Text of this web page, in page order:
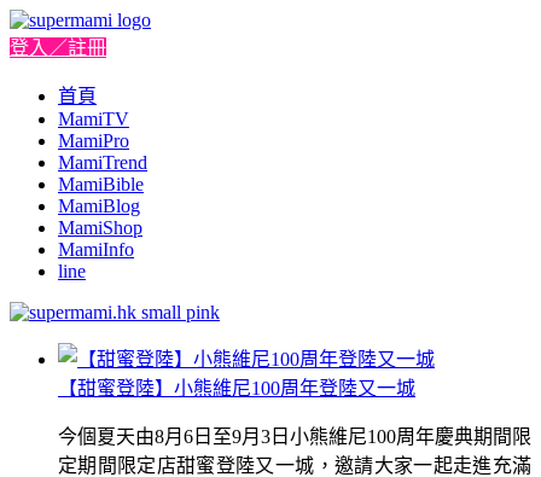
登入／註冊
首頁
MamiTV
MamiPro
MamiTrend
MamiBible
MamiBlog
MamiShop
MamiInfo
line
【甜蜜登陸】小熊維尼100周年登陸又一城
今個夏天由8月6日至9月3日小熊維尼100周年慶典期間限
定期間限定店甜蜜登陸又一城，邀請大家一起走進充滿